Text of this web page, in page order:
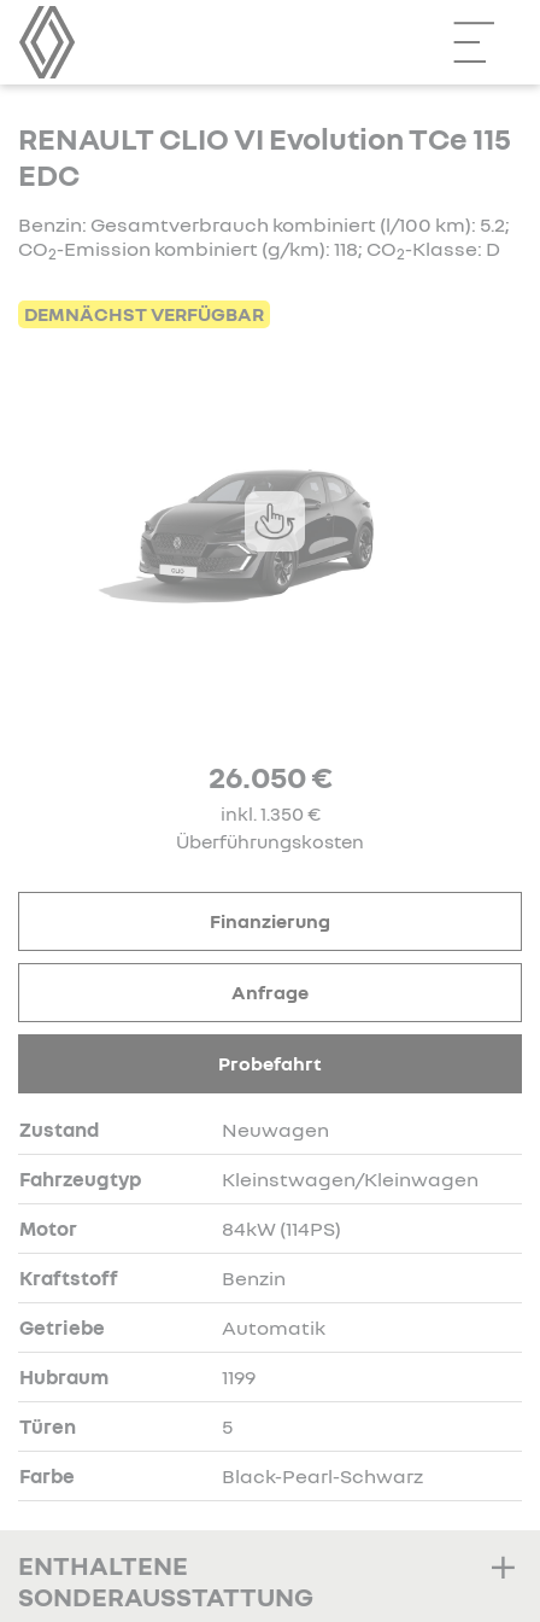
RENAULT CLIO VI Evolution TCe 115
EDC
Benzin: Gesamtverbrauch kombiniert (l/100 km): 5.2;
CO2-Emission kombiniert (g/km): 118; CO2-Klasse: D
DEMNÄCHST VERFÜGBAR
26.050 €
inkl. 1.350 €
Überführungskosten
Zustand Neuwagen
Fahrzeugtyp Kleinstwagen/Kleinwagen
Motor 84kW (114PS)
Kraftstoff Benzin
Getriebe Automatik
Hubraum 1199
Türen 5
Farbe Black-Pearl-Schwarz
Finanzierung
Anfrage
Probefahrt
ENTHALTENE
SONDERAUSSTATTUNG